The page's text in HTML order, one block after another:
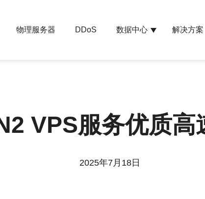
物理服务器 DDoS 数据中心 解决方案
VPS服务优质高
2025年7月18日